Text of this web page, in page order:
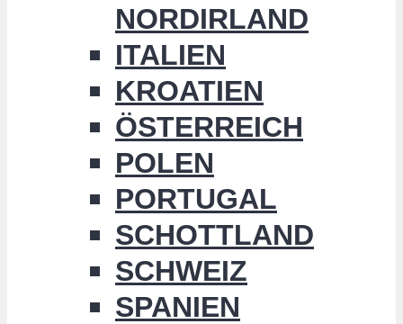
NORDIRLAND
ITALIEN
KROATIEN
ÖSTERREICH
POLEN
PORTUGAL
SCHOTTLAND
SCHWEIZ
SPANIEN